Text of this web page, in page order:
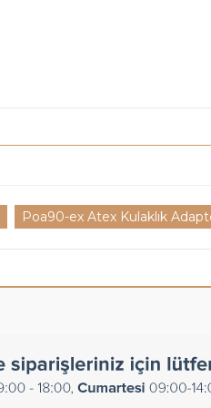
Poa90-ex Atex Kulaklık